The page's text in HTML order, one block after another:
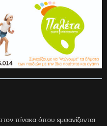
πίνακα όπου εμφανίζονται